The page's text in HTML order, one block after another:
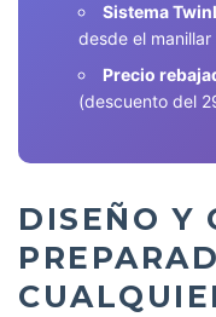
Sistema
desde el manillar
Precio
(descuento del
DISEÑO Y